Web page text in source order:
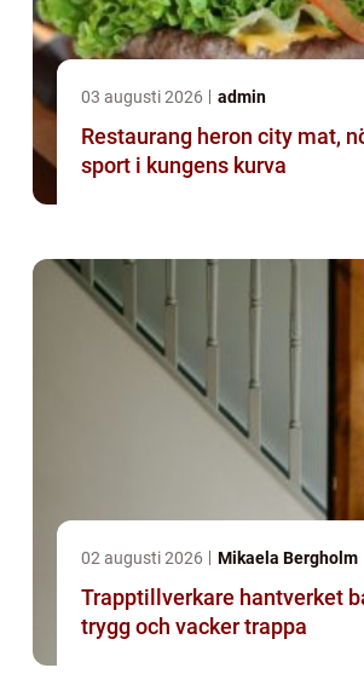
03 augusti 2026 admin
Restaurang heron city mat, nöjen och
sport i kungens kurva
02 augusti 2026 Mikaela Bergholm
Trapptillverkare hantverket bakom en
trygg och vacker trappa